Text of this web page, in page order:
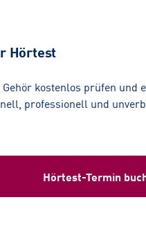
Hörtest
kostenlos prüfen und
professionell und
Hörtest-Termin